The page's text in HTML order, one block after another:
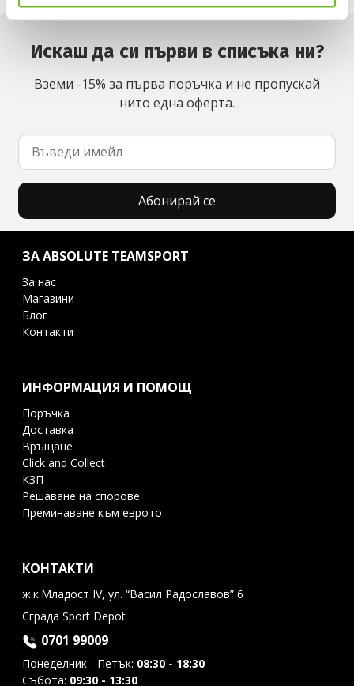
Искаш да си първи в списъка ни?
Вземи -15% за първа поръчка и не пропускай
нито една оферта.
Абонирай се
ЗА ABSOLUTE TEAMSPORT
За нас
Магазини
Блог
Контакти
ИНФОРМАЦИЯ И ПОМОЩ
Поръчка
Доставка
Връщане
Click and Collect
КЗП
Решаване на спорове
Преминаване към еврото
КОНТАКТИ
ж.к.Младост IV, ул. “Васил Радославов” 6
Сграда Sport Depot
0701 99009
Понеделник - Петък: 08:30 - 18:30
Събота: 09:30 - 13:30